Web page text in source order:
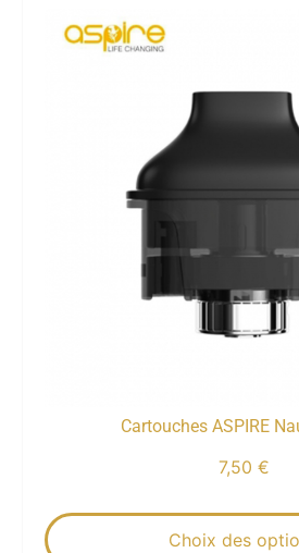
Cartouches ASPIRE
7,50 €
Choix des